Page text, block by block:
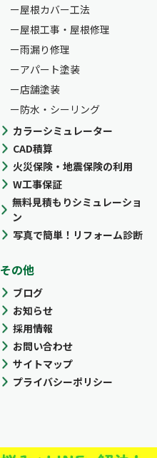
屋根カバー工法
屋根工事・屋根修理
雨漏り修理
アパート塗装
店舗塗装
防水・シーリング
カラーシミュレーター
CAD積算
火災保険・地震保険の利用
W工事保証
無料見積もりシミュレーショ
ン
写真で簡単！リフォーム診断
その他
ブログ
お知らせ
採用情報
お問い合わせ
サイトマップ
プライバシーポリシー